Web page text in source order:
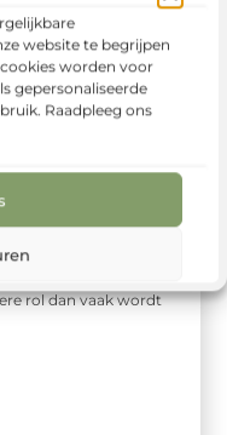
website te begrijpen
worden voor
gepersonaliseerde
Raadpleeg ons
rol dan vaak wordt